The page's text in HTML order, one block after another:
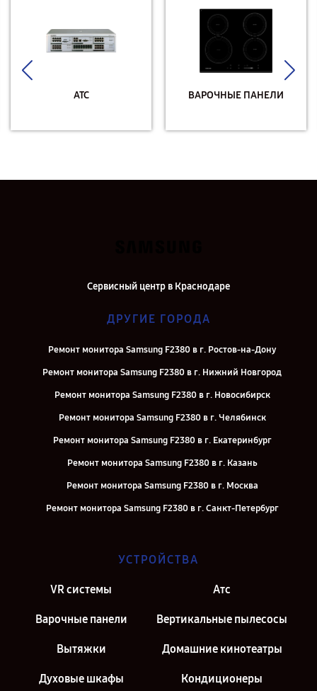
АТС ВАРОЧНЫЕ ПАНЕЛИ
Сервисный центр в Краснодаре
ДРУГИЕ ГОРОДА
Ремонт монитора Samsung F2380 в г. Ростов-на-Дону
Ремонт монитора Samsung F2380 в г. Нижний Новгород
Ремонт монитора Samsung F2380 в г. Новосибирск
Ремонт монитора Samsung F2380 в г. Челябинск
Ремонт монитора Samsung F2380 в г. Екатеринбург
Ремонт монитора Samsung F2380 в г. Казань
Ремонт монитора Samsung F2380 в г. Москва
Ремонт монитора Samsung F2380 в г. Санкт-Петербург
УСТРОЙСТВА
VR системы Атс
Варочные панели Вертикальные пылесосы
Вытяжки Домашние кинотеатры
Духовые шкафы Кондиционеры